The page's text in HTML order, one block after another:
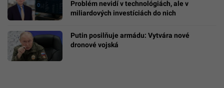
Problém nevidí v technológiách, ale v
miliardových investíciách do nich
Putin posilňuje armádu: Vytvára nové
dronové vojská